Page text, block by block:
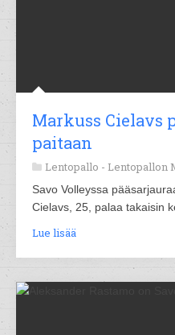
Markuss Cielavs
paitaan
Lentopallo - Lentopallon
Savo Volleyssa
Cielavs, 25, palaa takaisin
Lue lisää